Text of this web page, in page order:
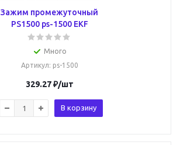
Зажим промежуточный
PS1500 ps-1500 EKF
Много
Артикул: ps-1500
329.27₽/шт
В корзину